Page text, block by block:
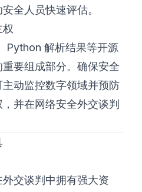
全人员快速评估。
Python 解析结果等开源
要组成部分。确保安全
动监控数字领域并预防
并在网络安全外交谈判
交谈判中拥有强大资